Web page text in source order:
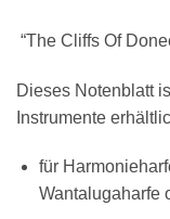
“The Cliffs Of
Dieses Notenblatt
Instrumente
für
Wantalugaharfe